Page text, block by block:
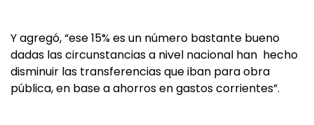
Y agregó, “ese 15% es un número bastante bueno
dadas las circunstancias a nivel nacional han hecho
disminuir las transferencias que iban para obra
pública, en base a ahorros en gastos corrientes”.